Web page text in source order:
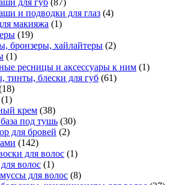
для губ (87)
и подводки для глаз (4)
макияжа (1)
(19)
бронзеры, хайлайтеры (2)
(1)
ресницы и аксессуары к ним (1)
тинты, блески для губ (61)
(1)
крем (38)
под тушь (30)
для бровей (2)
(142)
для волос (1)
волос (1)
для волос (8)